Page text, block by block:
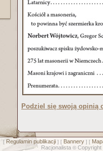
Podziel się swoją opinią
[ Regulamin publikacji] [ Bannery] [
Racjonalista © Copyright